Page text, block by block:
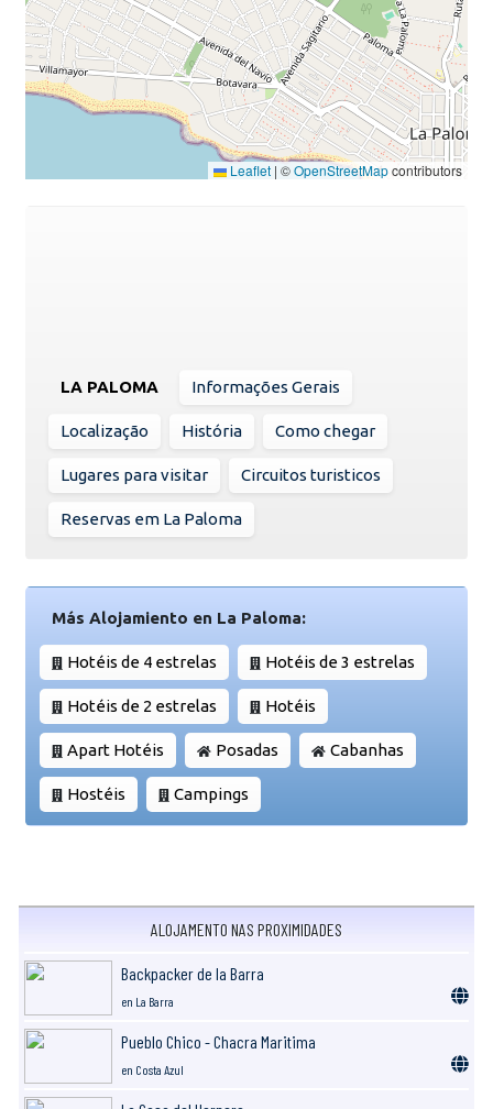
Leaflet | ©OpenStreetMapcontributors
LA PALOMA Informações Gerais
Localização História Como chegar
Lugares para visitar Circuitos turisticos
Reservas em La Paloma
Más Alojamiento en La Paloma:
Hotéis de 4 estrelas Hotéis de 3 estrelas
Hotéis de 2 estrelas Hotéis
Apart Hotéis Posadas Cabanhas
Hostéis Campings
ALOJAMENTO NAS PROXIMIDADES
Backpacker de la Barra
en La Barra
Pueblo Chico - Chacra Maritima
en Costa Azul